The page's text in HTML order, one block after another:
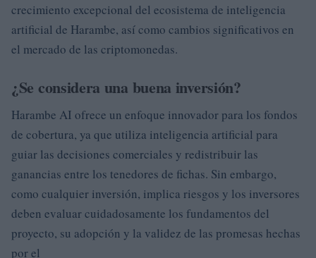
crecimiento excepcional del ecosistema de inteligencia
artificial de Harambe, así como cambios significativos en
el mercado de las criptomonedas.
¿Se considera una buena inversión?
Harambe AI ofrece un enfoque innovador para los fondos
de cobertura, ya que utiliza inteligencia artificial para
guiar las decisiones comerciales y redistribuir las
ganancias entre los tenedores de fichas. Sin embargo,
como cualquier inversión, implica riesgos y los inversores
deben evaluar cuidadosamente los fundamentos del
proyecto, su adopción y la validez de las promesas hechas
por el